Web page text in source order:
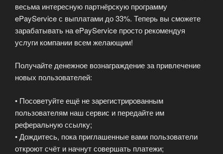
весьма интересную партнёрскую программу
ePayService с выплатами до 33%. Теперь вы сможете
зарабатывать на ePayService просто рекомендуя
услуги компании всем желающим!
Получайте денежное вознаграждение за привлечение
новых пользователей:
• Посоветуйте ещё не зарегистрированным
пользователям наш сервис и передайте им
реферальную ссылку;
• Дождитесь, пока приглашенные вами пользователи
откроют счёт и начнут совершать платежи;